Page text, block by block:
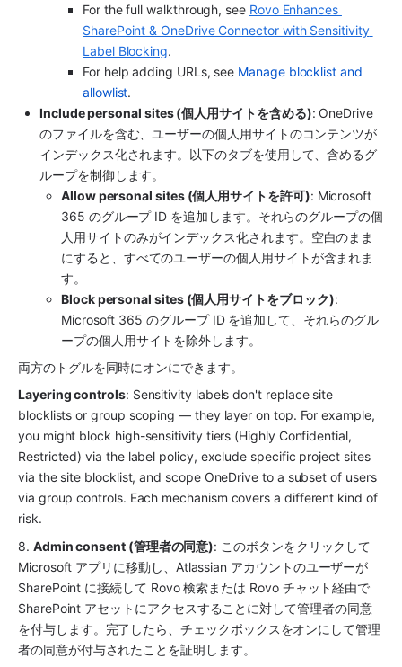
For the full walkthrough, see Rovo Enhances
SharePoint & OneDrive Connector with Sensitivity
Label Blocking.
For help adding URLs, see Manage blocklist and
allowlist.
Include personal sites (個人用サイトを含める): OneDrive
のファイルを含む、ユーザーの個人用サイトのコンテンツが
インデックス化されます。以下のタブを使用して、含めるグ
ループを制御します。
Allow personal sites (個人用サイトを許可): Microsoft
365 のグループ ID を追加します。それらのグループの個
人用サイトのみがインデックス化されます。空白のまま
にすると、すべてのユーザーの個人用サイトが含まれま
す。
Block personal sites (個人用サイトをブロック):
Microsoft 365 のグループ ID を追加して、それらのグル
ープの個人用サイトを除外します。
両方のトグルを同時にオンにできます。
Layering controls: Sensitivity labels don't replace site
blocklists or group scoping — they layer on top. For example,
you might block high-sensitivity tiers (Highly Confidential,
Restricted) via the label policy, exclude specific project sites
via the site blocklist, and scope OneDrive to a subset of users
via group controls. Each mechanism covers a different kind of
risk.
8. Admin consent (管理者の同意): このボタンをクリックして
Microsoft アプリに移動し、Atlassian アカウントのユーザーが
SharePoint に接続して Rovo 検索または Rovo チャット経由で
SharePoint アセットにアクセスすることに対して管理者の同意
を付与します。完了したら、チェックボックスをオンにして管理
者の同意が付与されたことを証明します。